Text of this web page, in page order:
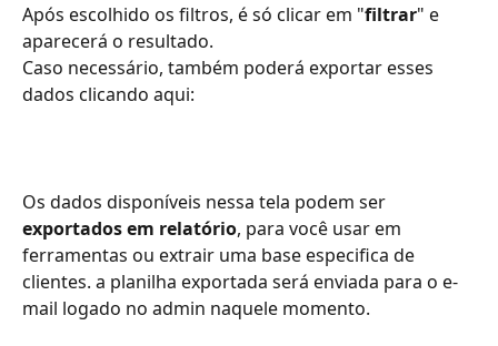
Após escolhido os filtros, é só clicar em "filtrar" e
aparecerá o resultado.
Caso necessário, também poderá exportar esses
dados clicando aqui:
Os dados disponíveis nessa tela podem ser
exportados em relatório, para você usar em
ferramentas ou extrair uma base especifica de
clientes. a planilha exportada será enviada para o e-
mail logado no admin naquele momento.